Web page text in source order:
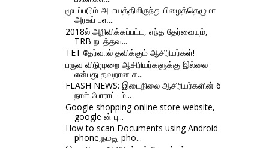
மூடப்படும் அபாயத்திலிருந்து பிழைத்தெழுமா
அரசுப் பள...
2018ல் அறிவிக்கப்பட்ட, எந்த தேர்வையும்,
TRB நடத்தவ...
TET தேர்வால் தவிக்கும் ஆசிரியர்கள்!
பருவ விடுமுறை ஆசிரியர்களுக்கு இல்லை
என்பது தவறான ச...
FLASH NEWS: இடைநிலை ஆசிரியர்களின் 6
நாள் போராட்டம்...
Google shopping online store website,
google ன் பு...
How to scan Documents using Android
phone,நமது pho...